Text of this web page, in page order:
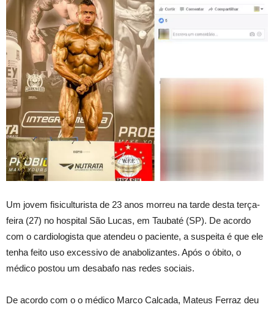
Um jovem fisiculturista de 23 anos morreu na tarde desta terça-
feira (27) no hospital São Lucas, em Taubaté (SP). De acordo
com o cardiologista que atendeu o paciente, a suspeita é que ele
tenha feito uso excessivo de anabolizantes. Após o óbito, o
médico postou um desabafo nas redes sociais.
De acordo com o o médico Marco Calcada, Mateus Ferraz deu